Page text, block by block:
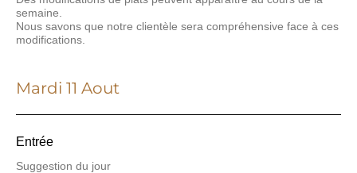
semaine.
Nous savons que notre clientèle sera compréhensive face à ces
modifications.
Mardi 11 Aout
Entrée
Suggestion du jour